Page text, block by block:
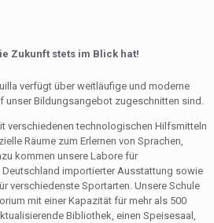
Zukunft stets im Blick hat!
verfügt über weitläufige und moderne
unser Bildungsangebot zugeschnitten sind.
verschiedenen technologischen Hilfsmitteln
Räume zum Erlernen von Sprachen,
kommen unsere Labore für
importierter Ausstattung sowie
verschiedenste Sportarten. Unsere Schule
mit einer Kapazität für mehr als 500
Bibliothek, einen Speisesaal,